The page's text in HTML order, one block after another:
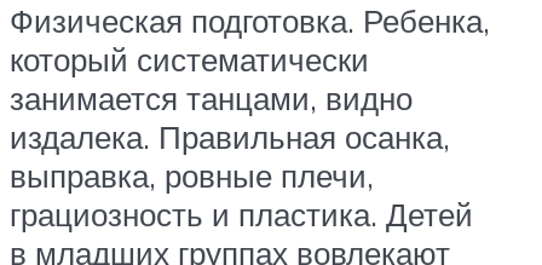
Физическая подготовка. Ребенка,
который систематически
занимается танцами, видно
издалека. Правильная осанка,
выправка, ровные плечи,
грациозность и пластика. Детей
в младших группах вовлекают